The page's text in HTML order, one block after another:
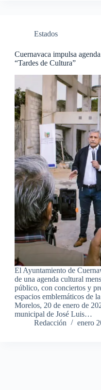
Estados
Cuernavaca impulsa
“Tardes de Cultura”
El Ayuntamiento de
de una agenda cultural
público, con conciertos y
espacios emblemáticos de
Morelos, 20 de enero de
municipal de José Luis…
Redacción
enero